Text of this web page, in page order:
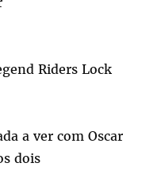
Riders Lock
a ver com Oscar
dois